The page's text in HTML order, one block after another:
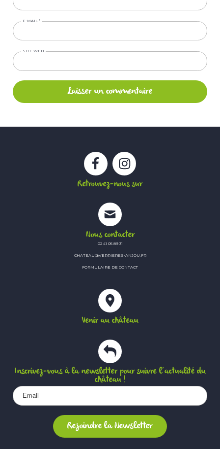
E-MAIL *
SITE WEB
Retrouvez-nous sur
FacebookInstagram
Nous contacter
02 41 05 89 31
CHATEAU@VERRIERES-ANJOU.FR
FORMULAIRE DE CONTACT
Venir au château
Inscrivez-vous à la newsletter pour suivre l’actualité du
château !